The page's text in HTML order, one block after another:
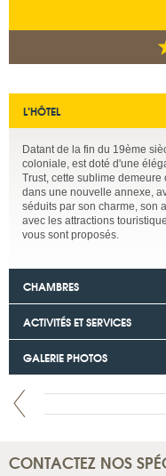
L’HÔTEL
Datant de la fin du 19ème
coloniale, est doté d'une
Trust, cette sublime
dans une nouvelle annexe,
séduits par son charme, son
avec les attractions
vous sont proposés.
CHAMBRES
ACTIVITÉS ET SERVICES
GALERIE PHOTOS
CONTACTEZ NOS